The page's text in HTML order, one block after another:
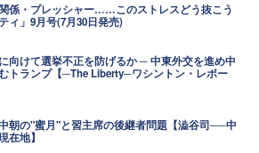
係・プレッシャー……このストレスどう抜こう
ィ」9月号(7月30日発売)
向けて選挙不正を防げるか ─ 中東外交を進め中
トランプ【─The Liberty─ワシントン・レポー
朝の"蜜月"と習主席の後継者問題【澁谷司──中
在地】